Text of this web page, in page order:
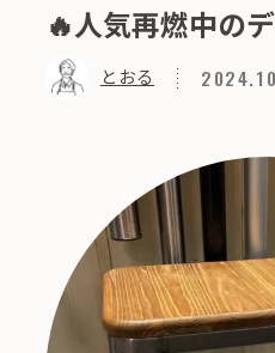
🔥人気再燃中の
とおる